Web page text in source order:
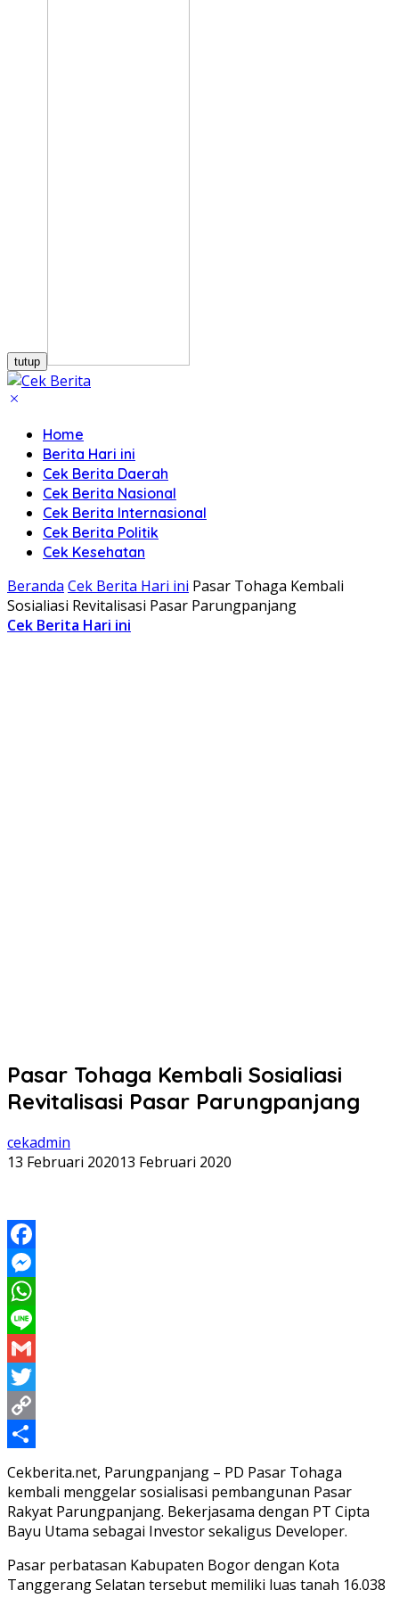
tutup
Home
Berita Hari ini
Cek Berita Daerah
Cek Berita Nasional
Cek Berita Internasional
Cek Berita Politik
Cek Kesehatan
Beranda Cek Berita Hari ini Pasar Tohaga Kembali
Sosialiasi Revitalisasi Pasar Parungpanjang
Cek Berita Hari ini
Pasar Tohaga Kembali Sosialiasi
Revitalisasi Pasar Parungpanjang
cekadmin
13 Februari 202013 Februari 2020
Facebook
Messenger
WhatsApp
Line
Gmail
Twitter
Copy
Link
Share
Cekberita.net, Parungpanjang – PD Pasar Tohaga
kembali menggelar sosialisasi pembangunan Pasar
Rakyat Parungpanjang. Bekerjasama dengan PT Cipta
Bayu Utama sebagai Investor sekaligus Developer.
Pasar perbatasan Kabupaten Bogor dengan Kota
Tanggerang Selatan tersebut memiliki luas tanah 16.038